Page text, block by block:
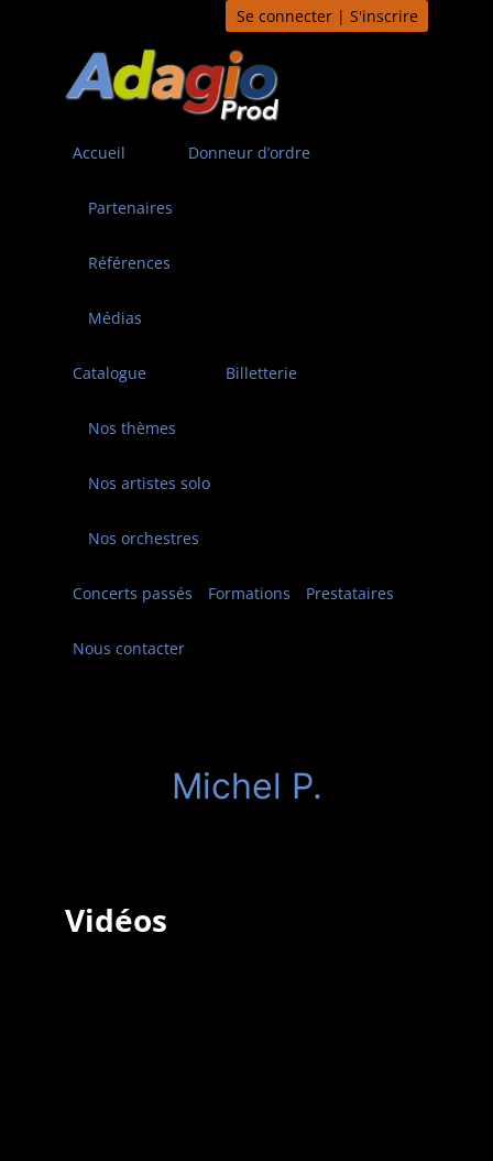
Se connecter | S'inscrire
Accueil
Partenaires
Références
Médias
Donneur d’ordre
Catalogue
Nos thèmes
Nos artistes solo
Nos orchestres
Billetterie
Concerts passés Formations Prestataires
Nous contacter
Michel P.
Vidéos